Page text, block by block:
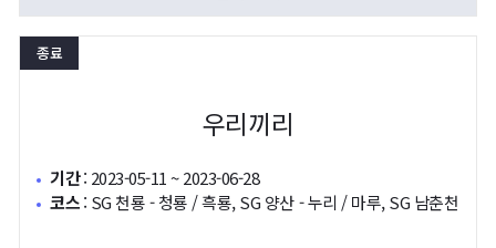
종료
우리끼리
기간: 2023-05-11 ~ 2023-06-28
코스: SG 천룡 - 청룡 / 흑룡, SG 양산 - 누리 / 마루, SG 남춘천